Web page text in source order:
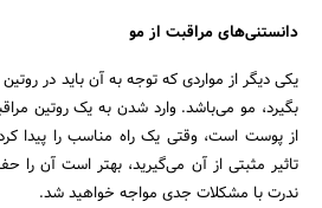
دانستنی‌های مراقبت از مو
یکی دیگر از مواردی که توجه به آن باید در
بگیرد، مو می‌باشد. وارد شدن به یک روتین
از پوست است، وقتی یک راه مناسب را پیدا
تاثیر مثبتی از آن می‌گیرید، بهتر است آن را
ندرت با مشکلات جدی مواجه خواهید شد.